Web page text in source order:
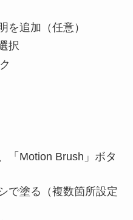
を追加（任意）
択
「Motion Brush」ボタ
で塗る（複数箇所設定